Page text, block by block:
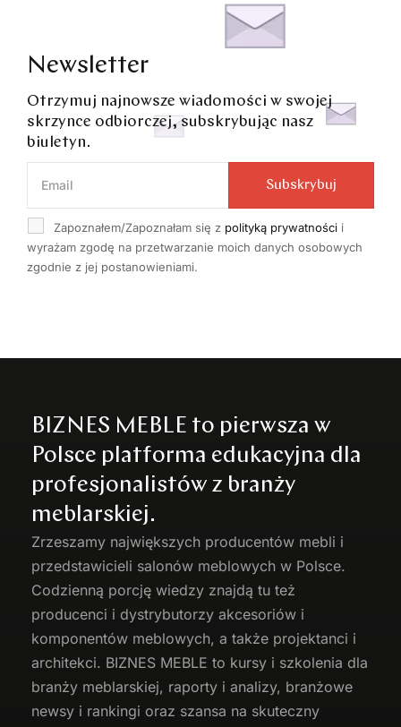
Newsletter
Otrzymuj najnowsze wiadomości w swojej
skrzynce odbiorczej, subskrybując nasz
biuletyn.
Zapoznałem/Zapoznałam się z polityką prywatności i
wyrażam zgodę na przetwarzanie moich danych osobowych
zgodnie z jej postanowieniami.
Subskrybuj
BIZNES MEBLE to pierwsza w
Polsce platforma edukacyjna dla
profesjonalistów z branży
meblarskiej.
Zrzeszamy największych producentów mebli i
przedstawicieli salonów meblowych w Polsce.
Codzienną porcję wiedzy znajdą tu też
producenci i dystrybutorzy akcesoriów i
komponentów meblowych, a także projektanci i
architekci. BIZNES MEBLE to kursy i szkolenia dla
branży meblarskiej, raporty i analizy, branżowe
newsy i rankingi oraz szansa na skuteczny